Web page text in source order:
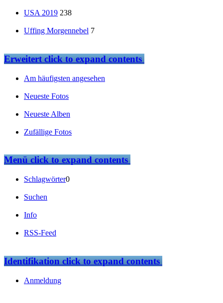
USA 2019 238
Uffing Morgennebel 7
Erweitertclick to expand contents
Am häufigsten angesehen
Neueste Fotos
Neueste Alben
Zufällige Fotos
Menüclick to expand contents
Schlagwörter0
Suchen
Info
RSS-Feed
Identifikationclick to expand contents
Anmeldung